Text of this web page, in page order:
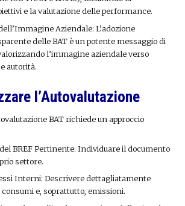
e la valutazione delle performance.
Aziendale: L’adozione
delle BAT è un potente messaggio di
l’immagine aziendale verso
autorità.
l’Autovalutazione
BAT richiede un approccio
BREF Pertinente: Individuare il documento
settore.
Interni: Descrivere dettagliatamente
e, soprattutto, emissioni.